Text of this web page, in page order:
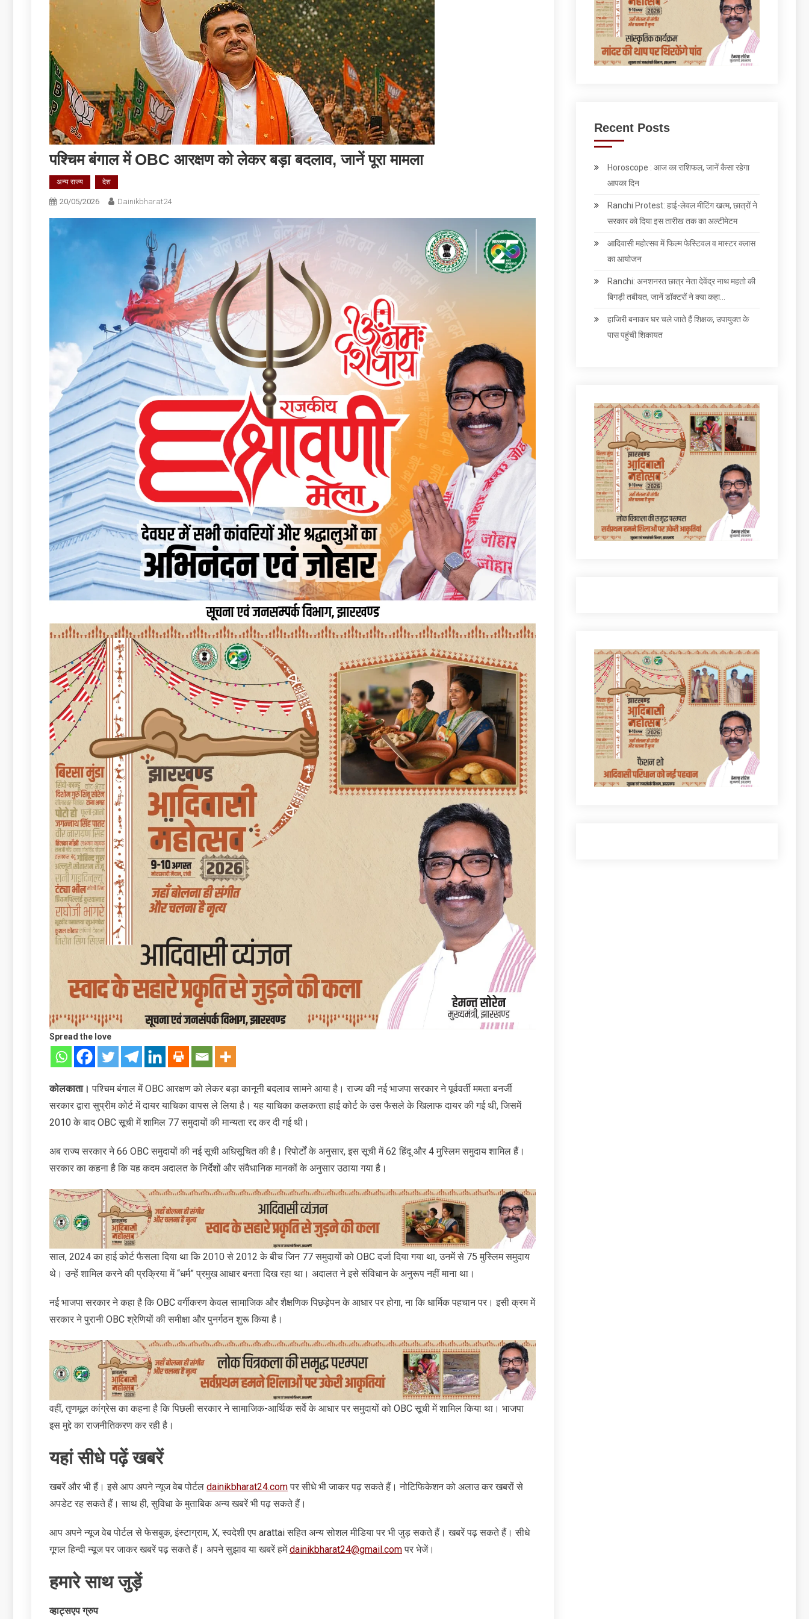
पश्चिम बंगाल में OBC आरक्षण को लेकर बड़ा बदलाव, जानें पूरा मामला
अन्य राज्य देश
20/05/2026 Dainikbharat24
Spread the love
कोलकाता। पश्चिम बंगाल में OBC आरक्षण को लेकर बड़ा कानूनी बदलाव सामने आया है। राज्य की नई भाजपा सरकार ने पूर्ववर्ती ममता बनर्जी
सरकार द्वारा सुप्रीम कोर्ट में दायर याचिका वापस ले लिया है। यह याचिका कलकत्‍ता हाई कोर्ट के उस फैसले के खिलाफ दायर की गई थी, जिसमें
2010 के बाद OBC सूची में शामिल 77 समुदायों की मान्यता रद्द कर दी गई थी।
अब राज्य सरकार ने 66 OBC समुदायों की नई सूची अधिसूचित की है। रिपोर्टों के अनुसार, इस सूची में 62 हिंदू और 4 मुस्लिम समुदाय शामिल हैं।
सरकार का कहना है कि यह कदम अदालत के निर्देशों और संवैधानिक मानकों के अनुसार उठाया गया है।
साल, 2024 का हाई कोर्ट फैसला दिया था कि 2010 से 2012 के बीच जिन 77 समुदायों को OBC दर्जा दिया गया था, उनमें से 75 मुस्लिम समुदाय
थे। उन्हें शामिल करने की प्रक्रिया में “धर्म” प्रमुख आधार बनता दिख रहा था। अदालत ने इसे संविधान के अनुरूप नहीं माना था।
नई भाजपा सरकार ने कहा है कि OBC वर्गीकरण केवल सामाजिक और शैक्षणिक पिछड़ेपन के आधार पर होगा, ना कि धार्मिक पहचान पर। इसी क्रम में
सरकार ने पुरानी OBC श्रेणियों की समीक्षा और पुनर्गठन शुरू किया है।
वहीं, तृणमूल कांग्रेस का कहना है कि पिछली सरकार ने सामाजिक-आर्थिक सर्वे के आधार पर समुदायों को OBC सूची में शामिल किया था। भाजपा
इस मुद्दे का राजनीतिकरण कर रही है।
यहां सीधे पढ़ें खबरें
खबरें और भी हैं। इसे आप अपने न्‍यूज वेब पोर्टल dainikbharat24.comपर सीधे भी जाकर पढ़ सकते हैं। नोटिफिकेशन को अलाउ कर खबरों से
अपडेट रह सकते हैं। साथ ही, सुविधा के मुताबिक अन्‍य खबरें भी पढ़ सकते हैं।
आप अपने न्‍यूज वेब पोर्टल से फेसबुक, इंस्‍टाग्राम, X, स्‍वदेशी एप arattai सहित अन्‍य सोशल मीडिया पर भी जुड़ सकते हैं। खबरें पढ़ सकते हैं। सीधे
गूगल हिन्‍दी न्‍यूज पर जाकर खबरें पढ़ सकते हैं। अपने सुझाव या खबरें हमेंdainikbharat24@gmail.comपर भेजें।
हमारे साथ जुड़ें
व्‍हाट्सएप ग्रुप
Recent Posts
Horoscope : आज का राशिफल, जानें कैसा रहेगा
आपका दिन
Ranchi Protest: हाई-लेवल मीटिंग खत्म, छात्रों ने
सरकार को दिया इस तारीख तक का अल्टीमेटम
आदिवासी महोत्सव में फिल्म फेस्टिवल व मास्टर क्लास
का आयोजन
Ranchi: अनशनरत छात्र नेता देवेंद्र नाथ महतो की
बिगड़ी तबीयत, जानें डॉक्टरों ने क्या कहा…
हाजिरी बनाकर घर चले जाते हैं शिक्षक, उपायुक्त के
पास पहुंची शिकायत